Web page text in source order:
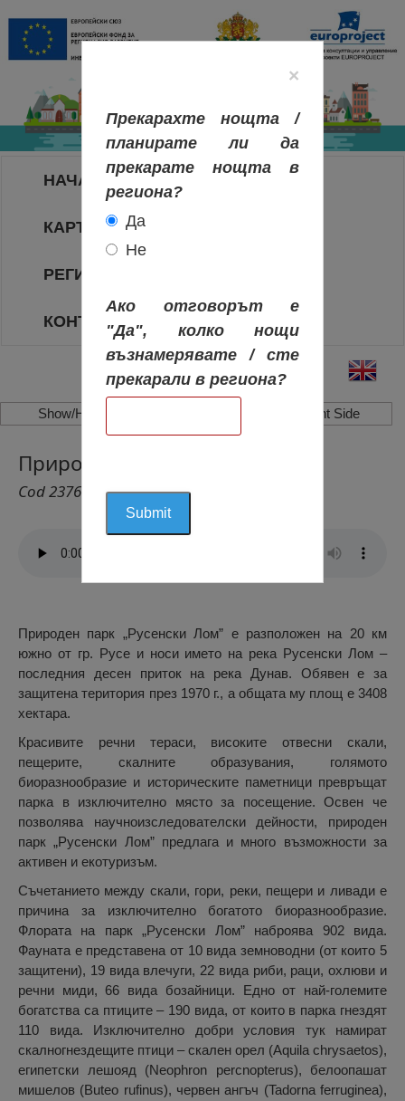
НАЧАЛО
КАРТА НА РЕГИОНИТЕ
РЕГИОНИ
КОНТАКТИ
Show/Hide Left Side Show/Hide Right Side
Природен парк Русенски лом
Cod 2376
Природен парк „Русенски Лом” е разположен на 20 км
южно от гр. Русе и носи името на река Русенски Лом –
последния десен приток на река Дунав. Обявен е за
защитена територия през 1970 г., а общата му площ е 3408
хектара.
Красивите речни тераси, високите отвесни скали,
пещерите, скалните образувания, голямото
биоразнообразие и историческите паметници превръщат
парка в изключително място за посещение. Освен че
позволява научноизследователски дейности, природен
парк „Русенски Лом” предлага и много възможности за
активен и екотуризъм.
Съчетанието между скали, гори, реки, пещери и ливади е
причина за изключително богатото биоразнообразие.
Флората на парк „Русенски Лом” наброява 902 вида.
Фауната е представена от 10 вида земноводни (от които 5
защитени), 19 вида влечуги, 22 вида риби, раци, охлюви и
речни миди, 66 вида бозайници. Едно от най-големите
богатства са птиците – 190 вида, от които в парка гнездят
110 вида. Изключително добри условия тук намират
скалногнездещите птици – скален орел (Aquila chrysaetos),
египетски лешояд (Neophron percnopterus), белоопашат
мишелов (Buteo rufinus), червен ангъч (Tadorna ferruginea),
×
Прекарахте нощта /
планирате ли да
прекарате нощта в
региона?
Да
Не
Ако отговорът е
"Да", колко нощи
възнамерявате / сте
прекарали в региона?